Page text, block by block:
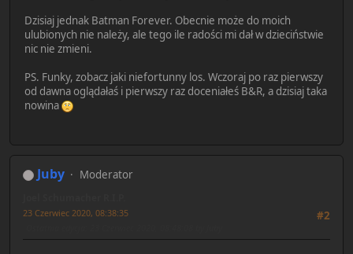
Dzisiaj jednak Batman Forever. Obecnie może do moich
ulubionych nie należy, ale tego ile radości mi dał w dzieciństwie
nic nie zmieni.
PS. Funky, zobacz jaki niefortunny los. Wczoraj po raz pierwszy
od dawna oglądałaś i pierwszy raz doceniałeś B&R, a dzisiaj taka
nowina
Juby Moderator
#2
23 Czerwiec 2020, 08:38:35